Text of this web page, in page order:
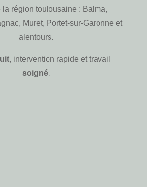
la région toulousaine : Balma,
Muret, Portet-sur-Garonne et
alentours.
, intervention rapide et travail
soigné.